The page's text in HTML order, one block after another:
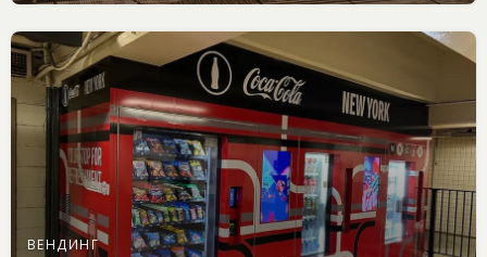
ВЕНДИНГ